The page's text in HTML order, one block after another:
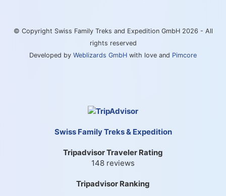
© Copyright Swiss Family Treks and Expedition GmbH 2026 - All
rights reserved
Developed by Weblizards GmbH with love and Pimcore
Swiss Family Treks & Expedition
Tripadvisor Traveler Rating
148 reviews
Tripadvisor Ranking